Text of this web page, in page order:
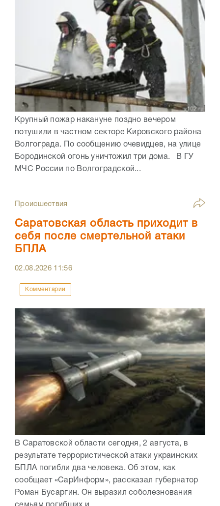
Крупный пожар накануне поздно вечером
потушили в частном секторе Кировского района
Волгограда. По сообщению очевидцев, на улице
Бородинской огонь уничтожил три дома. В ГУ
МЧС России по Волгоградской...
Происшествия
Саратовская область приходит в
себя после смертельной атаки
БПЛА
02.08.2026 11:56
Комментарии
В Саратовской области сегодня, 2 августа, в
результате террористической атаки украинских
БПЛА погибли два человека. Об этом, как
сообщает «СарИнформ», рассказал губернатор
Роман Бусаргин. Он выразил соболезнования